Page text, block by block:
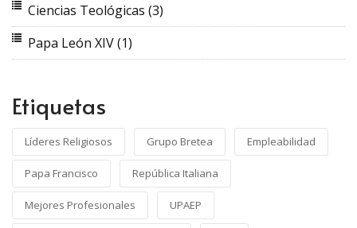
Ciencias Teológicas (3)
Papa León XIV(1)
Etiquetas
Líderes Religiosos Grupo Bretea Empleabilidad
Papa Francisco República Italiana
Mejores Profesionales UPAEP